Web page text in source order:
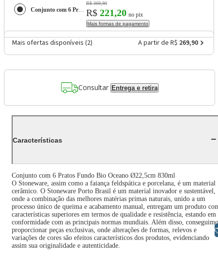
Conjunto com 6 Pratos Fundo Bio Oceano Ø22,5cm 830ml
R$ 369,90
R$ 221,20 no pix
Mais formas de pagamento
Mais ofertas disponíveis (2) A partir de R$ 269,90
Consultar Entrega e retira
Características
Conjunto com 6 Pratos Fundo Bio Oceano Ø22,5cm 830ml
O Stoneware, assim como a faiança feldspática e porcelana, é um material
cerâmico. O Stoneware Porto Brasil é um material inovador e sustentável,
onde a combinação das melhores matérias primas naturais, unido a um
processo único de queima e acabamento manual, entregam um produto
características superiores em termos de qualidade e resistência, estando em
conformidade com as principais normas mundiais. Além disso,
proporcionar peças exclusivas, onde alterações de formas, relevos e
variações de cores são efeitos característicos dos produtos, evidenciando
assim sua originalidade e autenticidade.
Libras